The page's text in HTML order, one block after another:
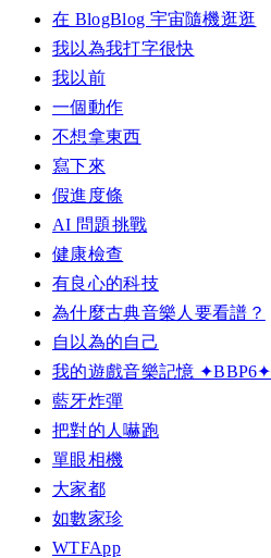
在 BlogBlog 宇宙隨機逛逛
我以為我打字很快
我以前
一個動作
不想拿東西
寫下來
假進度條
AI 問題挑戰
健康檢查
有良心的科技
為什麼古典音樂人要看譜？
自以為的自己
我的遊戲音樂記憶 ✦BBP6✦
藍牙炸彈
把對的人嚇跑
單眼相機
大家都
如數家珍
WTFApp